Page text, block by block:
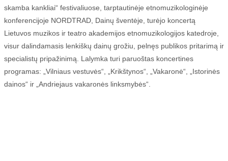
skamba kankliai“ festivaliuose, tarptautinėje etnomuzikologinėje
konferencijoje NORDTRAD, Dainų šventėje, turėjo koncertą
Lietuvos muzikos ir teatro akademijos etnomuzikologijos katedroje,
visur dalindamasis lenkiškų dainų grožiu, pelnęs publikos pritarimą ir
specialistų pripažinimą. Lalymka turi paruoštas koncertines
programas: „Vilniaus vestuvės“, „Krikštynos“, „Vakaronė“, „Istorinės
dainos“ ir „Andriejaus vakaronės linksmybės“.